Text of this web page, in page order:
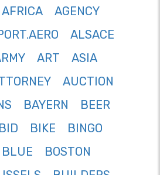
AFRICA
AGENCY
ALSACE
ART
ASIA
AUCTION
BAYERN
BEER
BID BIKE
BINGO
BLUE
BOSTON